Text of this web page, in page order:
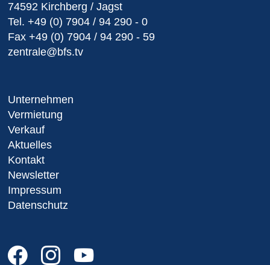
74592 Kirchberg / Jagst
Tel. +49 (0) 7904 / 94 290 - 0
Fax +49 (0) 7904 / 94 290 - 59
zentrale@bfs.tv
Unternehmen
Vermietung
Verkauf
Aktuelles
Kontakt
Newsletter
Impressum
Datenschutz